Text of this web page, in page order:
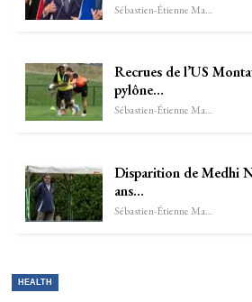
Sébastien-Étienne Marechal
Recrues de l’US
pylône…
Sébastien-Étienne Marechal
Disparition de Medhi
ans…
Sébastien-Étienne Marechal
HEALTH